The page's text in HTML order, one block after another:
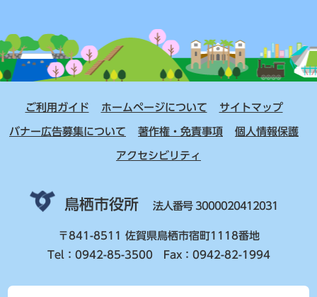
ご利用ガイド ホームページについて サイトマップ
バナー広告募集について 著作権・免責事項 個人情報保護
アクセシビリティ
鳥栖市役所 法人番号 3000020412031
〒841-8511 佐賀県鳥栖市宿町1118番地
Tel：0942-85-3500 Fax：0942-82-1994